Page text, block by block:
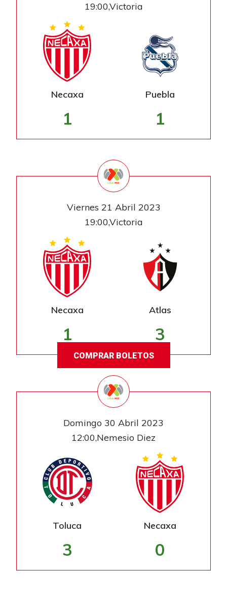
19:00,Victoria
Necaxa
1
Puebla
1
Viernes 21 Abril 2023
19:00,Victoria
Necaxa
1
Atlas
3
COMPRAR BOLETOS
Domingo 30 Abril 2023
12:00,Nemesio Diez
Toluca
3
Necaxa
0